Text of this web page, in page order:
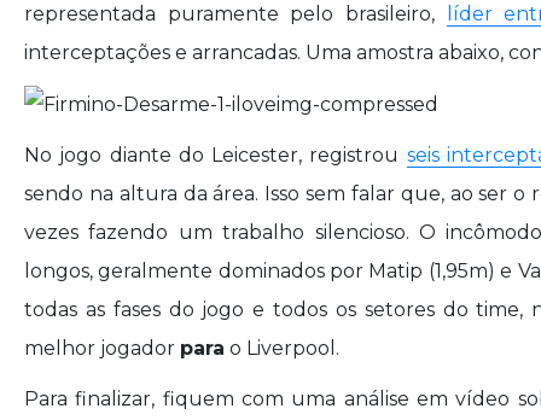
representada puramente pelo brasileiro,
líder
interceptações e arrancadas. Uma amostra abaixo,
No jogo diante do Leicester, registrou seis
sendo na altura da área. Isso sem falar que, ao ser o
vezes fazendo um trabalho silencioso. O
longos, geralmente dominados por Matip (1,95m) e
todas as fases do jogo e todos os setores do
melhor jogador para o Liverpool.
Para finalizar, fiquem com uma análise em vídeo